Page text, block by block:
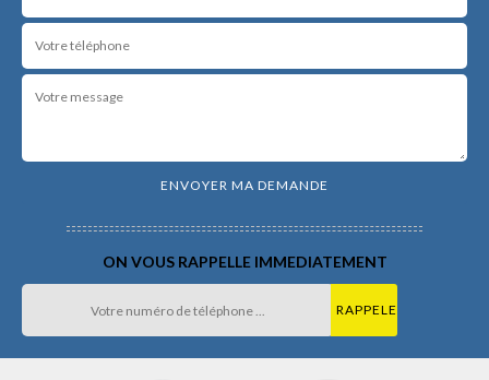
ON VOUS RAPPELLE IMMEDIATEMENT